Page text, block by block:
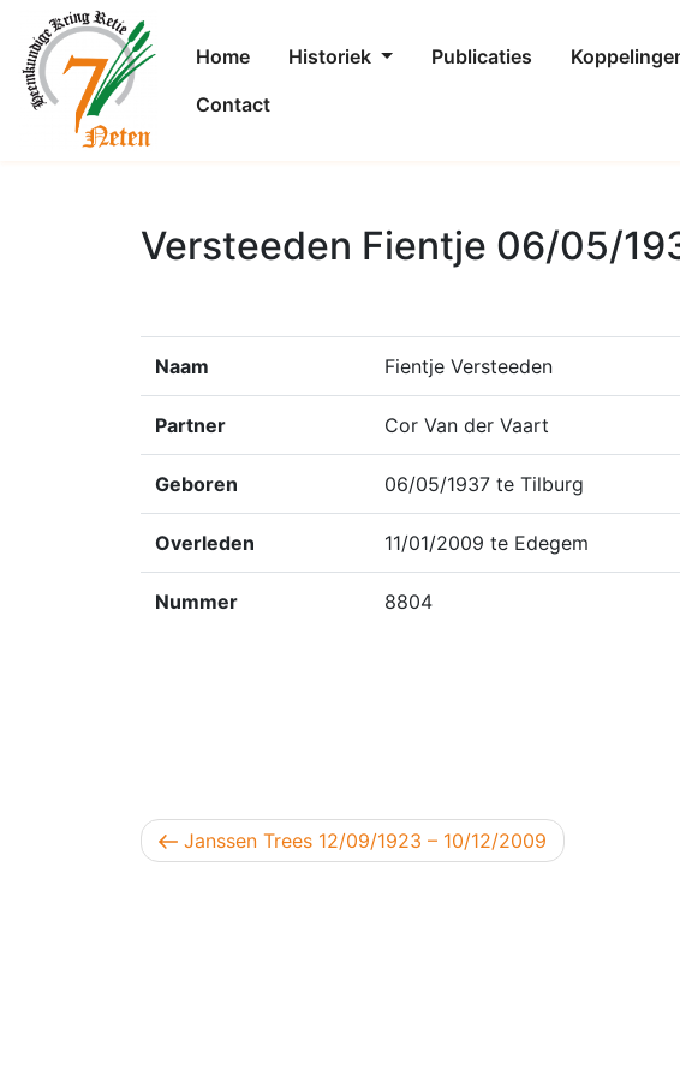
Home Historiek Publicaties
Contact
Versteeden Fientje 06/05/
Naam Fientje Versteeden
Partner Cor Van der Vaart
Geboren 06/05/1937 te Tilburg
Overleden 11/01/2009 te Edegem
Nummer 8804
Berichtnavigatie
Vorig bericht
Janssen Trees 12/09/1923 – 10/12/2009